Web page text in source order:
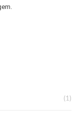
(1)